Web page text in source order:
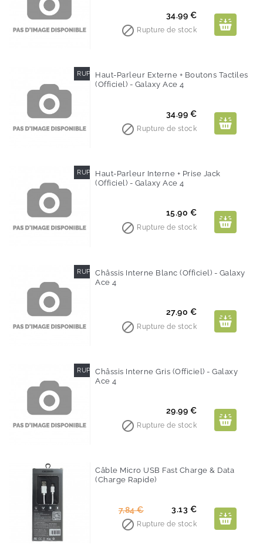
Prix
34.99 €
 Rupture de stock
RUPTURE DE STOCK
Haut-Parleur Externe + Boutons Tactiles
(Officiel) - Galaxy Ace 4
Prix
34.99 €
 Rupture de stock
RUPTURE DE STOCK
Haut-Parleur Interne + Prise Jack
(Officiel) - Galaxy Ace 4
Prix
15.90 €
 Rupture de stock
RUPTURE DE STOCK
Châssis Interne Blanc (Officiel) - Galaxy
Ace 4
Prix
27.90 €
 Rupture de stock
RUPTURE DE STOCK
Châssis Interne Gris (Officiel) - Galaxy
Ace 4
Prix
29.99 €
 Rupture de stock
Câble Micro USB Fast Charge & Data
(Charge Rapide)
Prix
de
7,84 €Prix 3.13 €
 Rupture de stock